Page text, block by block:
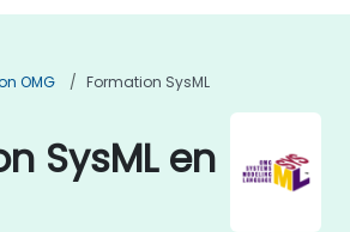
OMG Formation SysML
SysML en